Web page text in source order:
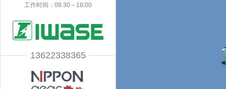
工作时间：08:30～18:00
13622338365